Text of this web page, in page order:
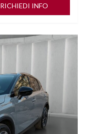
RICHIEDI INFO